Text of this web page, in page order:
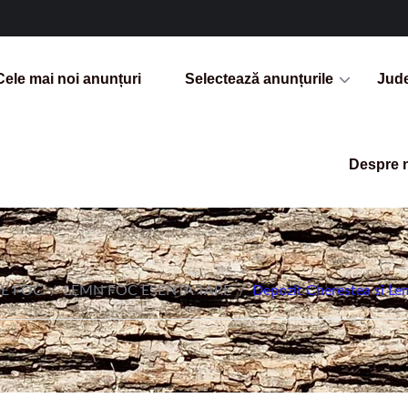
mai noi anunțuri Selectează anunțurile
Despre
FOC / LEMN FOC ESENTA TARE / Depozit Cherestea si